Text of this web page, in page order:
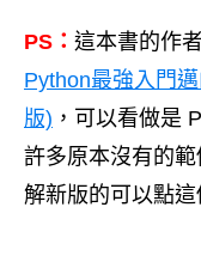
PS： 這本書的作
Python最強入門
版) ，可以看做是
許多原本沒有的
解新版的可以點這